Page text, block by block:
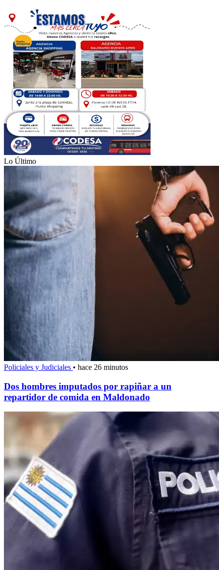
Lo Último
Policiales y Judiciales • hace 26 minutos
Dos hombres imputados por rapiñar a un
repartidor de comida en Maldonado